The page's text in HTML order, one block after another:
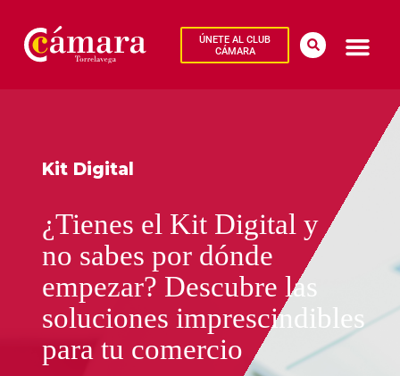
ÚNETE AL CLUB
CÁMARA
Kit Digital
¿Tienes el Kit Digital y
no sabes por dónde
empezar? Descubre las
soluciones imprescindibles
para tu comercio